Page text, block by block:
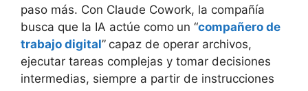
paso más. Con Claude Cowork, la compañía
busca que la IA actúe como un “compañero de
trabajo digital” capaz de operar archivos,
ejecutar tareas complejas y tomar decisiones
intermedias, siempre a partir de instrucciones